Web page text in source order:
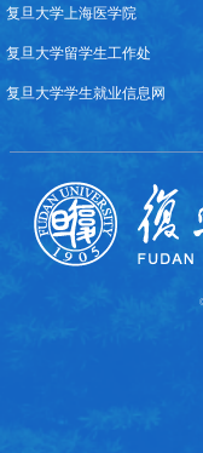
复旦大学上海医学院
复旦大学留学生工作处
复旦大学学生就业信息网